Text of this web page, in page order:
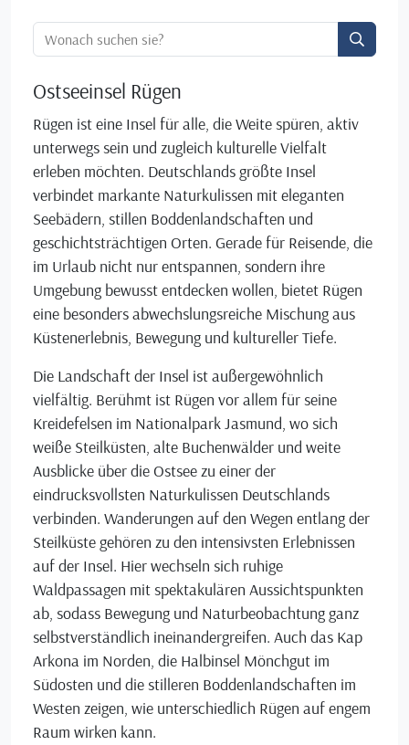
Ortssuche:
Ostseeinsel Rügen
Rügen ist eine Insel für alle, die Weite spüren, aktiv
unterwegs sein und zugleich kulturelle Vielfalt
erleben möchten. Deutschlands größte Insel
verbindet markante Naturkulissen mit eleganten
Seebädern, stillen Boddenlandschaften und
geschichtsträchtigen Orten. Gerade für Reisende, die
im Urlaub nicht nur entspannen, sondern ihre
Umgebung bewusst entdecken wollen, bietet Rügen
eine besonders abwechslungsreiche Mischung aus
Küstenerlebnis, Bewegung und kultureller Tiefe.
Die Landschaft der Insel ist außergewöhnlich
vielfältig. Berühmt ist Rügen vor allem für seine
Kreidefelsen im Nationalpark Jasmund, wo sich
weiße Steilküsten, alte Buchenwälder und weite
Ausblicke über die Ostsee zu einer der
eindrucksvollsten Naturkulissen Deutschlands
verbinden. Wanderungen auf den Wegen entlang der
Steilküste gehören zu den intensivsten Erlebnissen
auf der Insel. Hier wechseln sich ruhige
Waldpassagen mit spektakulären Aussichtspunkten
ab, sodass Bewegung und Naturbeobachtung ganz
selbstverständlich ineinandergreifen. Auch das Kap
Arkona im Norden, die Halbinsel Mönchgut im
Südosten und die stilleren Boddenlandschaften im
Westen zeigen, wie unterschiedlich Rügen auf engem
Raum wirken kann.